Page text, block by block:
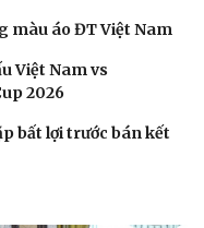
màu áo ĐT Việt Nam
Việt Nam vs
2026
bất lợi trước bán kết